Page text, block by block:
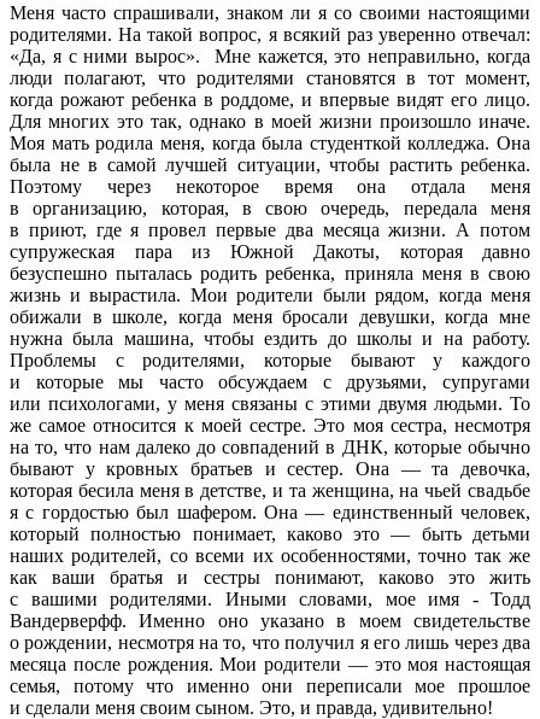
Меня часто спрашивали, знаком ли я со своими настоящими
родителями. На такой вопрос, я всякий раз уверенно отвечал:
«Да, я с ними вырос». Мне кажется, это неправильно, когда
люди полагают, что родителями становятся в тот момент,
когда рожают ребенка в роддоме, и впервые видят его лицо.
Для многих это так, однако в моей жизни произошло иначе.
Моя мать родила меня, когда была студенткой колледжа. Она
была не в самой лучшей ситуации, чтобы растить ребенка.
Поэтому через некоторое время она отдала меня
в организацию, которая, в свою очередь, передала меня
в приют, где я провел первые два месяца жизни. А потом
супружеская пара из Южной Дакоты, которая давно
безуспешно пыталась родить ребенка, приняла меня в свою
жизнь и вырастила. Мои родители были рядом, когда меня
обижали в школе, когда меня бросали девушки, когда мне
нужна была машина, чтобы ездить до школы и на работу.
Проблемы с родителями, которые бывают у каждого
и которые мы часто обсуждаем с друзьями, супругами
или психологами, у меня связаны с этими двумя людьми. То
же самое относится к моей сестре. Это моя сестра, несмотря
на то, что нам далеко до совпадений в ДНК, которые обычно
бывают у кровных братьев и сестер. Она — та девочка,
которая бесила меня в детстве, и та женщина, на чьей свадьбе
я с гордостью был шафером. Она — единственный человек,
который полностью понимает, каково это — быть детьми
наших родителей, со всеми их особенностями, точно так же
как ваши братья и сестры понимают, каково это жить
с вашими родителями. Иными словами, мое имя - Тодд
Вандерверфф. Именно оно указано в моем свидетельстве
о рождении, несмотря на то, что получил я его лишь через два
месяца после рождения. Мои родители — это моя настоящая
семья, потому что именно они переписали мое прошлое
и сделали меня своим сыном. Это, и правда, удивительно!